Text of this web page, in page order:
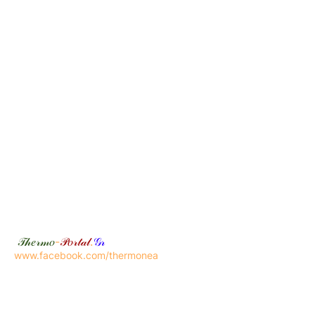
𝒯𝒽𝑒𝓇𝓂𝑜-𝒫𝑜𝓇𝓉𝒶𝓁.𝒢𝓇
www.facebook.com/thermonea